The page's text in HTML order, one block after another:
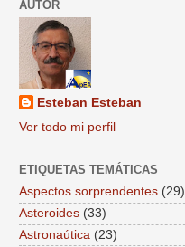
AUTOR
Esteban Esteban
Ver todo mi perfil
ETIQUETAS TEMÁTICAS
Aspectos sorprendentes (29)
Asteroides (33)
Astronaútica (23)